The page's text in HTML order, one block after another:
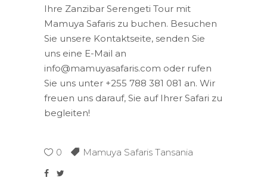
Ihre Zanzibar Serengeti Tour mit
Mamuya Safaris zu buchen. Besuchen
Sie unsere Kontaktseite, senden Sie
uns eine E-Mail an
info@mamuyasafaris.com oder rufen
Sie uns unter +255 788 381 081 an. Wir
freuen uns darauf, Sie auf Ihrer Safari zu
begleiten!
0 Mamuya Safaris Tansania